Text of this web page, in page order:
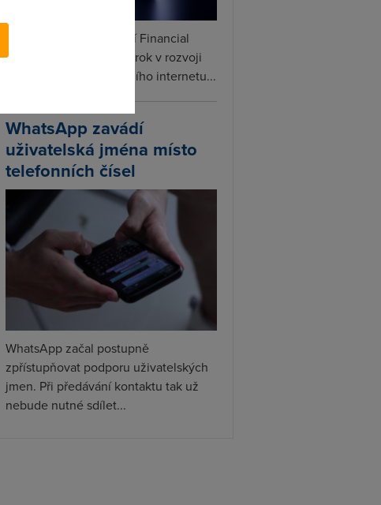
SpaceX podle informací Financial
Times připravuje další krok v rozvoji
Starlinku. Vedle satelitního internetu...
WhatsApp zavádí
uživatelská jména místo
telefonních čísel
WhatsApp začal postupně
zpřístupňovat podporu uživatelských
jmen. Při předávání kontaktu tak už
nebude nutné sdílet...